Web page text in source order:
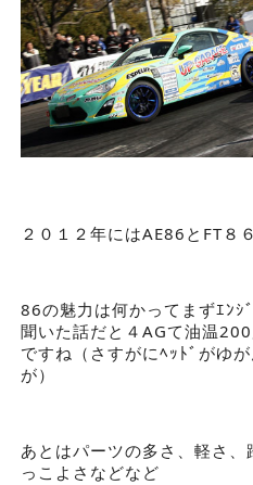
２０１２年にはAE86とFT８
86の魅力は何かってまずｴﾝｼ
聞いた話だと４AGて油温
ですね（さすがにﾍｯﾄﾞがゆ
が）
あとはパーツの多さ、軽さ
っこよさなどなど